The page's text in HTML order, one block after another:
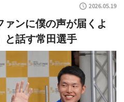
2026.05.19
ァンに僕の声が届くよ
と話す常田選手